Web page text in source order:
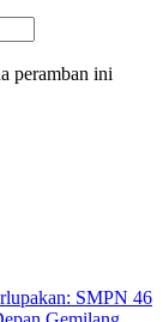
peramban ini